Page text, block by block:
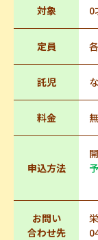
対象 0
定員
託児
料金
申込方法
お問い
合わせ先